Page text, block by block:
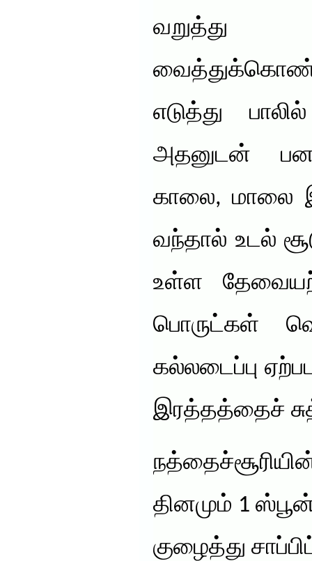
வறுத்து
எடுத்து
அதனுடன்
காலை, மாலை
வந்தால் உடல்
உள்ள
பொருட்கள்
கல்லடைப்பு
இரத்தத்தைச்
தினமும் 1
குழைத்து